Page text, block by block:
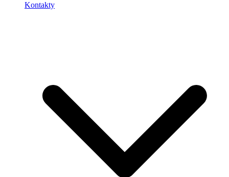
Kontakty